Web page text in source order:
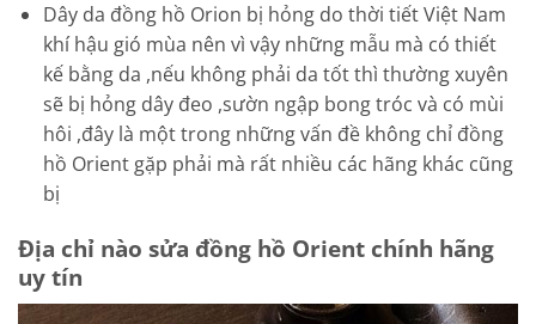
Dây da đồng hồ Orion bị hỏng do thời tiết Việt Nam
khí hậu gió mùa nên vì vậy những mẫu mà có thiết
kế bằng da ,nếu không phải da tốt thì thường xuyên
sẽ bị hỏng dây đeo ,sườn ngập bong tróc và có mùi
hôi ,đây là một trong những vấn đề không chỉ đồng
hồ Orient gặp phải mà rất nhiều các hãng khác cũng
bị
Địa chỉ nào sửa đồng hồ Orient chính hãng
uy tín